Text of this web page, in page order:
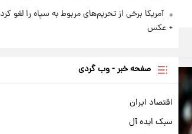
آمریکا برخی از تحریم‌های مربوط به سپاه را لغو کرد
+ عکس
صفحه خبر - وب گردی
اقتصاد ایران
سبک ایده آل